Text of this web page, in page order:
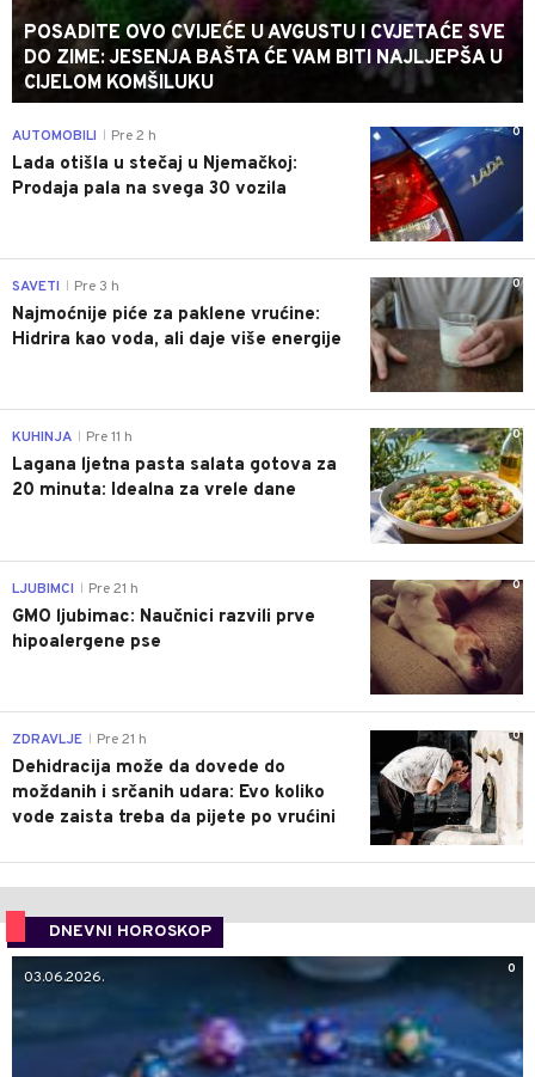
POSADITE OVO CVIJEĆE U AVGUSTU I CVJETAĆE SVE
DO ZIME: JESENJA BAŠTA ĆE VAM BITI NAJLJEPŠA U
CIJELOM KOMŠILUKU
0
AUTOMOBILI Pre 2 h
Lada otišla u stečaj u Njemačkoj:
Prodaja pala na svega 30 vozila
0
SAVETI Pre 3 h
Najmoćnije piće za paklene vrućine:
Hidrira kao voda, ali daje više energije
0
KUHINJA Pre 11 h
Lagana ljetna pasta salata gotova za
20 minuta: Idealna za vrele dane
0
LJUBIMCI Pre 21 h
GMO ljubimac: Naučnici razvili prve
hipoalergene pse
0
ZDRAVLJE Pre 21 h
Dehidracija može da dovede do
moždanih i srčanih udara: Evo koliko
vode zaista treba da pijete po vrućini
DNEVNI HOROSKOP
0
03.06.2026.